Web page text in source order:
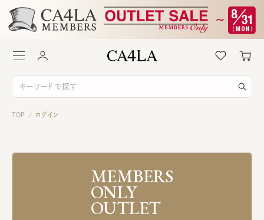
TOP / ログイン
MEMBERS
ONLY
OUTLET